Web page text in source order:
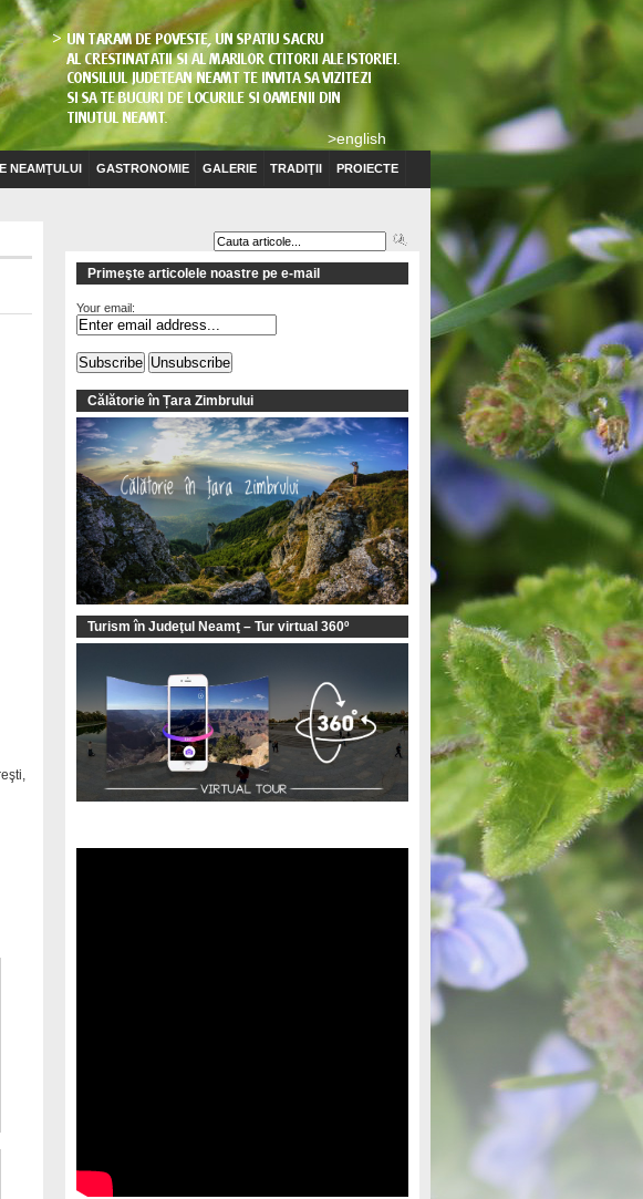
>english
NEAMŢULUI GASTRONOMIE GALERIE TRADIŢII PROIECTE
Primeşte articolele noastre pe e-mail
Your email:
Călătorie în Țara Zimbrului
Turism în Judeţul Neamţ – Tur virtual 360º